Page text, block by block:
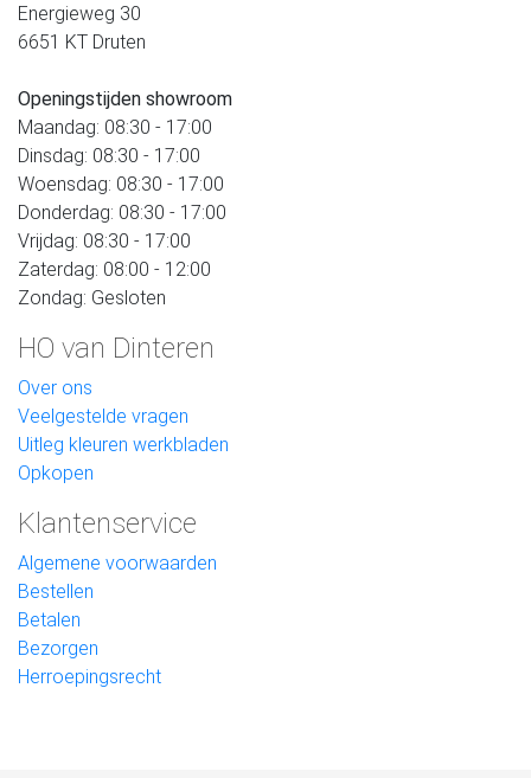
Energieweg 30
6651 KT Druten
Openingstijden showroom
Maandag: 08:30 - 17:00
Dinsdag: 08:30 - 17:00
Woensdag: 08:30 - 17:00
Donderdag: 08:30 - 17:00
Vrijdag: 08:30 - 17:00
Zaterdag: 08:00 - 12:00
Zondag: Gesloten
HO van Dinteren
Over ons
Veelgestelde vragen
Uitleg kleuren werkbladen
Opkopen
Klantenservice
Algemene voorwaarden
Bestellen
Betalen
Bezorgen
Herroepingsrecht